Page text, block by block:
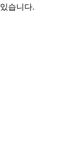
습니다.